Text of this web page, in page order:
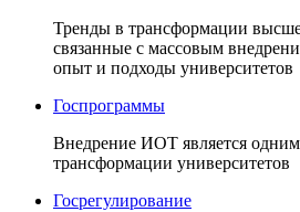
Тренды в трансформации
связанные с массовым
опыт и подходы университетов
Госпрограммы
Внедрение ИОТ является
трансформации университетов
Госрегулирование